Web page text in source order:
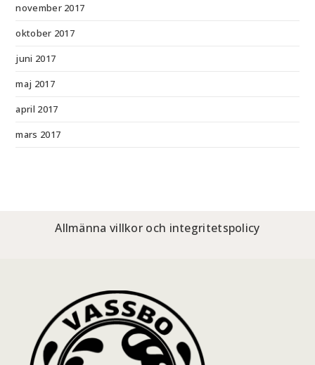
november 2017
oktober 2017
juni 2017
maj 2017
april 2017
mars 2017
Allmänna villkor och integritetspolicy